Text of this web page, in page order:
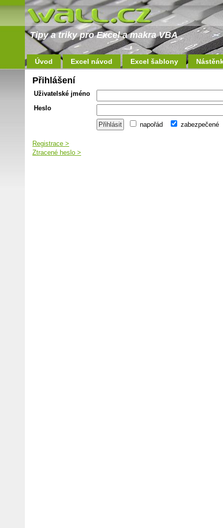
Tipy a triky pro Excel a makra VBA
Úvod Excel návod Excel šablony
Přihlášení
Uživatelské jméno
Heslo
napořád zabezpečené
Registrace >
Ztracené heslo >